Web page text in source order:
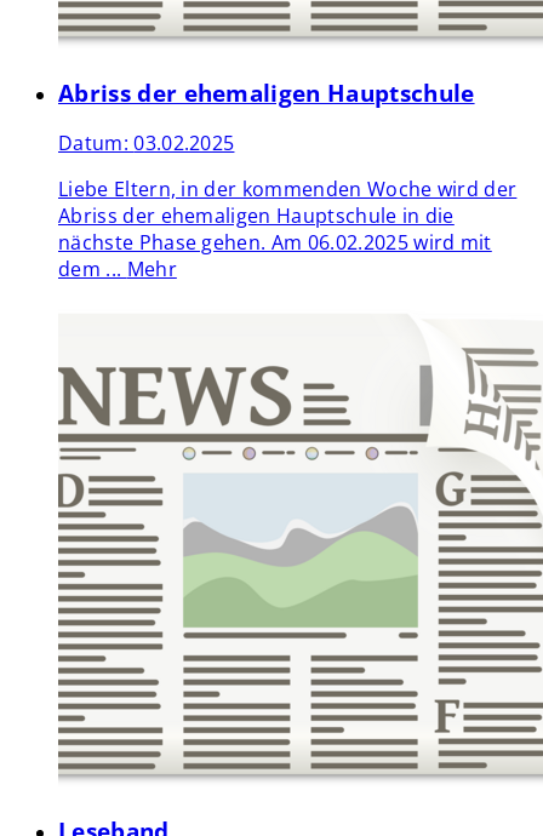
Abriss der ehemaligen Hauptschule
Datum:03.02.2025
Liebe Eltern, in der kommenden Woche wird der
Abriss der ehemaligen Hauptschule in die
nächste Phase gehen. Am 06.02.2025 wird mit
dem ... Mehr